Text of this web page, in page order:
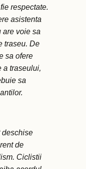
respectate.
asistenta
are voie sa
traseu. De
sa ofere
a traseului,
sa
deschise
de
Ciclistii